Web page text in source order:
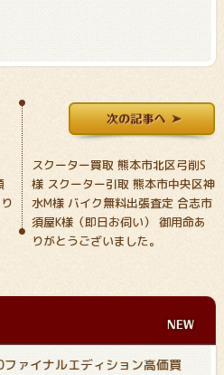
スクーター買取 熊本市北区弓削S
様 スクーター引取 熊本市中央区神
水M様 バイク無料出張査定 合志市
須屋K様（即日お伺い） 御用命あ
りがとうございました。
ァイナルエディション高価買